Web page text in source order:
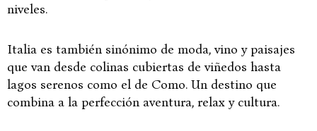
niveles.
Italia es también sinónimo de moda, vino y paisajes
que van desde colinas cubiertas de viñedos hasta
lagos serenos como el de Como. Un destino que
combina a la perfección aventura, relax y cultura.